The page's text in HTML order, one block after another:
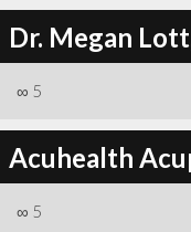
Dr. Megan
∞ 5
Acuhealth
∞ 5